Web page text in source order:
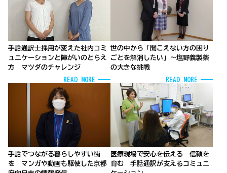
手話通訳士採用が変えた社内コミ
ュニケーションと障がいのとらえ
方 マツダのチャレンジ
READ MORE
世の中から「聞こえない方の困り
ごとを解消したい」～塩野義製薬
の大きな挑戦
READ MORE
手話でつながる暮らしやすい街
を マンガや動画も駆使した京都
医療現場で安心を伝える 信頼を
育む 手話通訳が支えるコミュニ